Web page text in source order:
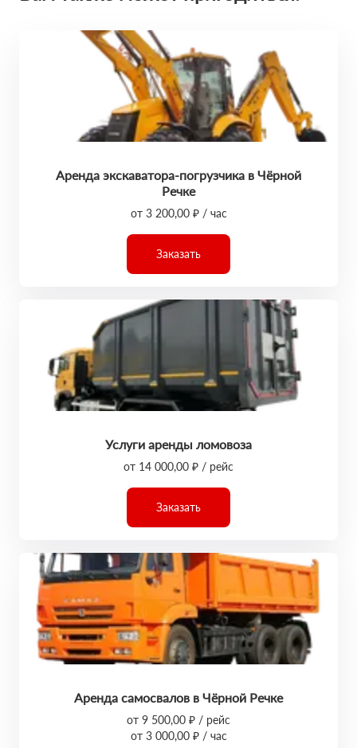
Аренда экскаватора-погрузчика в Чёрной
Речке
от 3 200,00 ₽ / час
Заказать
Услуги аренды ломовоза
от 14 000,00 ₽ / рейс
Заказать
Аренда самосвалов в Чёрной Речке
от 9 500,00 ₽ / рейс
от 3 000,00 ₽ / час